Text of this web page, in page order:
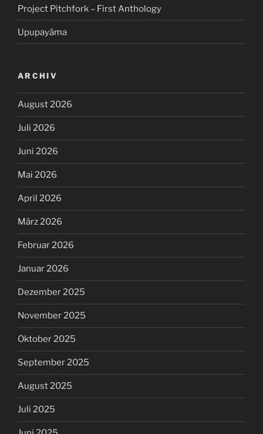
Project Pitchfork – First Anthology
Upupayāma
ARCHIV
August 2026
Juli 2026
Juni 2026
Mai 2026
April 2026
März 2026
Februar 2026
Januar 2026
Dezember 2025
November 2025
Oktober 2025
September 2025
August 2025
Juli 2025